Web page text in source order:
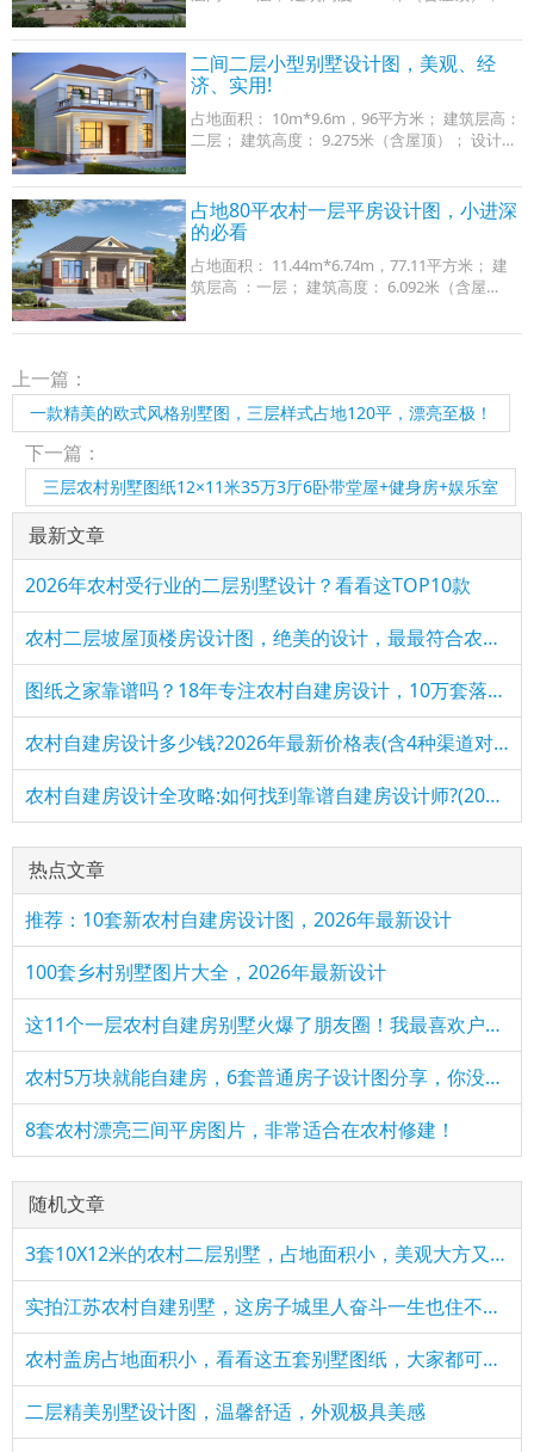
（带卫生间）、卧室x2、卫生间； 图纸目录：
建
二间二层小型别墅设计图，美观、经
济、实用!
占地面积： 10m*9.6m，96平方米； 建筑层高：
二层； 建筑高度： 9.275米（含屋顶）； 设计功
间； 二层户型：茶室、卧室x3、卫生间、露台；
占地80平农村一层平房设计图，小进深
的必看
占地面积： 11.44m*6.74m，77.11平方米； 建
筑层高 ：一层； 建筑高度： 6.092米（含屋
厅、卧室x2、卫生间； 图纸目录： 建 筑 图：建
上一篇：
一款精美的欧式风格别墅图，三层样式占地120平，漂亮至极！
下一篇：
三层农村别墅图纸12×11米35万3厅6卧带堂屋+健身房+娱乐室
最新文章
2026年农村受行业的二层别墅设计？看看这TOP10款
农村二层坡屋顶楼房设计图，绝美的设计，最最符合农村建造的户
图纸之家靠谱吗？18年专注农村自建房设计，10万套落地图纸说话
农村自建房设计多少钱?2026年最新价格表(含4种渠道对比)
农村自建房设计全攻略:如何找到靠谱自建房设计师?(2026最新)
热点文章
推荐：10套新农村自建房设计图，2026年最新设计
100套乡村别墅图片大全，2026年最新设计
这11个一层农村自建房别墅火爆了朋友圈！我最喜欢户型十！你呢
农村5万块就能自建房，6套普通房子设计图分享，你没看错！
8套农村漂亮三间平房图片，非常适合在农村修建！
随机文章
3套10X12米的农村二层别墅，占地面积小，美观大方又实用！
实拍江苏农村自建别墅，这房子城里人奋斗一生也住不起！
农村盖房占地面积小，看看这五套别墅图纸，大家都可以盖
二层精美别墅设计图，温馨舒适，外观极具美感